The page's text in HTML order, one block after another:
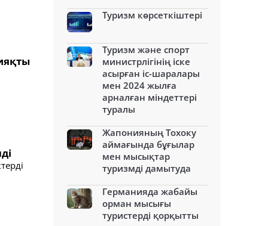
Туризм көрсеткіштері
Туризм және спорт
министрлігінің іске
асырған іс-шаралары
мен 2024 жылға
арналған міндеттері
туралы
Жапонияның Тохоку
аймағында бұғылар
мен мысықтар
туризмді дамытуда
Германияда жабайы
орман мысығы
туристерді қорқытты